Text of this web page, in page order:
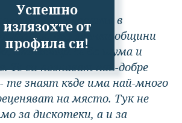
Успешно
излязохте от
профила си!
властта в
Във всички общини
отнасящи се до шума и
Те си познават най-добре
те знаят къде има най-много
на място. Тук не
за дискотеки, а и за